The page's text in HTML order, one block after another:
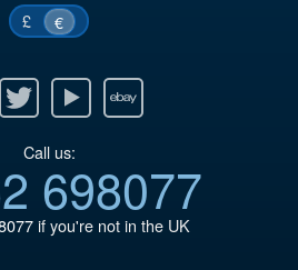
£ €
Ebay
Call us:
698077
if you're not in the UK